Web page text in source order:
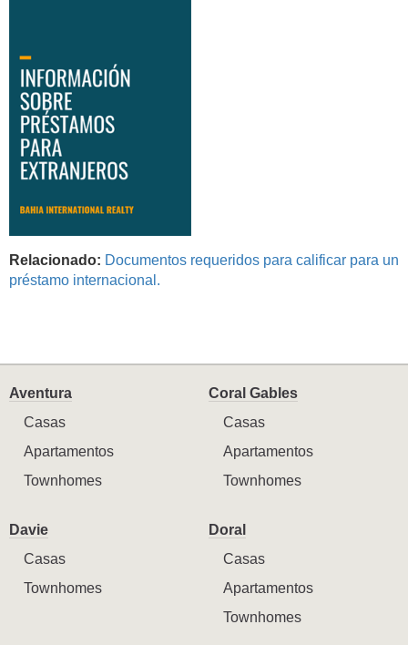
Relacionado: Documentos requeridos para calificar para un
préstamo internacional.
Aventura
Casas
Apartamentos
Townhomes
Coral Gables
Casas
Apartamentos
Townhomes
Davie
Casas
Townhomes
Doral
Casas
Apartamentos
Townhomes